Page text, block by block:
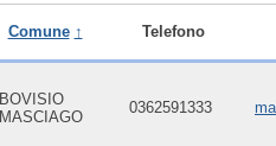
Comune ↑ Telefono
BOVISIO
MASCIAGO
0362591333